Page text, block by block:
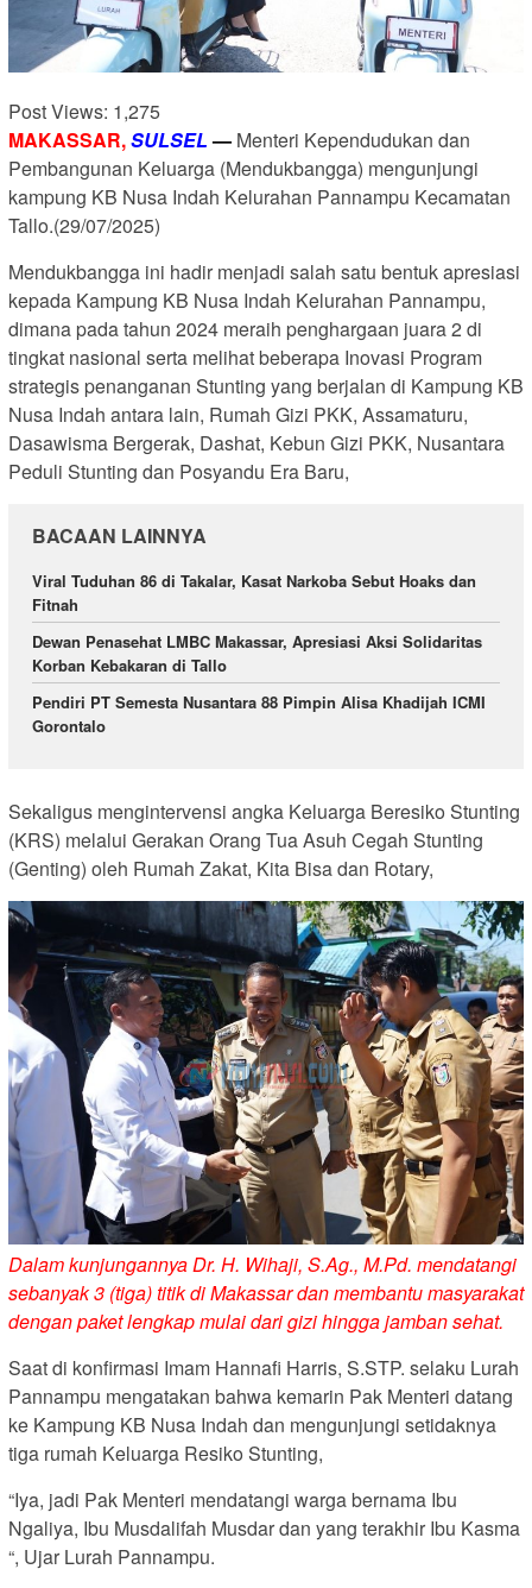
Post Views: 1,275
MAKASSAR,SULSEL— Menteri Kependudukan dan
Pembangunan Keluarga (Mendukbangga) mengunjungi
kampung KB Nusa Indah Kelurahan Pannampu Kecamatan
Tallo.(29/07/2025)
Mendukbangga ini hadir menjadi salah satu bentuk apresiasi
kepada Kampung KB Nusa Indah Kelurahan Pannampu,
dimana pada tahun 2024 meraih penghargaan juara 2 di
tingkat nasional serta melihat beberapa Inovasi Program
strategis penanganan Stunting yang berjalan di Kampung KB
Nusa Indah antara lain, Rumah Gizi PKK, Assamaturu,
Dasawisma Bergerak, Dashat, Kebun Gizi PKK, Nusantara
Peduli Stunting dan Posyandu Era Baru,
BACAAN LAINNYA
Viral Tuduhan 86 di Takalar, Kasat Narkoba Sebut Hoaks dan
Fitnah
Dewan Penasehat LMBC Makassar, Apresiasi Aksi Solidaritas
Korban Kebakaran di Tallo
Pendiri PT Semesta Nusantara 88 Pimpin Alisa Khadijah ICMI
Gorontalo
Sekaligus mengintervensi angka Keluarga Beresiko Stunting
(KRS) melalui Gerakan Orang Tua Asuh Cegah Stunting
(Genting) oleh Rumah Zakat, Kita Bisa dan Rotary,
Dalam kunjungannya Dr. H. Wihaji, S.Ag., M.Pd. mendatangi
sebanyak 3 (tiga) titik di Makassar dan membantu masyarakat
dengan paket lengkap mulai dari gizi hingga jamban sehat.
Saat di konfirmasi Imam Hannafi Harris, S.STP. selaku Lurah
Pannampu mengatakan bahwa kemarin Pak Menteri datang
ke Kampung KB Nusa Indah dan mengunjungi setidaknya
tiga rumah Keluarga Resiko Stunting,
“Iya, jadi Pak Menteri mendatangi warga bernama Ibu
Ngaliya, Ibu Musdalifah Musdar dan yang terakhir Ibu Kasma
“, Ujar Lurah Pannampu.